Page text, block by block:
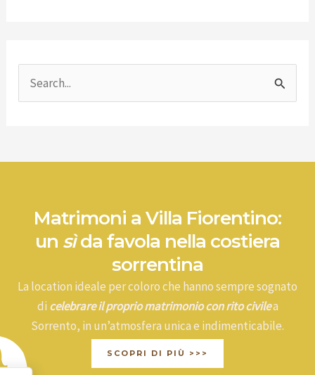
c
Matrimoni a Villa Fiorentino:
un sìda favola nella costiera
sorrentina
La location ideale per coloro che hanno sempre sognato
di celebrare il proprio matrimonio con rito civilea
Sorrento, in un’atmosfera unica e indimenticabile.
SCOPRI DI PIÙ >>>